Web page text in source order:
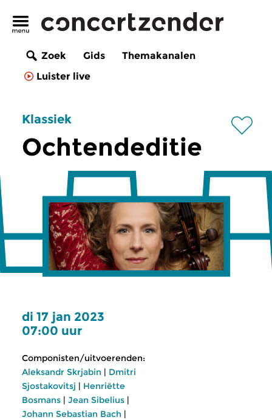
Zoek Gids
Themakanalen
Luister live
Klassiek
Ochtendeditie
di 17 jan 2023
07:00 uur
Componisten/uitvoerenden:
Aleksandr Skrjabin | Dmitri
Sjostakovitsj | Henriëtte
Bosmans | Jean Sibelius |
Johann Sebastian Bach |